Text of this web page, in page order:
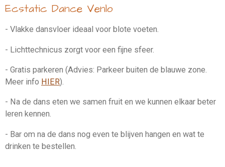
Ecstatic Dance Venlo
- Vlakke dansvloer ideaal voor blote voeten.
- Lichttechnicus zorgt voor een fijne sfeer.
- Gratis parkeren (Advies: Parkeer buiten de blauwe zone.
Meer info HIER).
- Na de dans eten we samen fruit en we kunnen elkaar beter
leren kennen.
- Bar om na de dans nog even te blijven hangen en wat te
drinken te bestellen.